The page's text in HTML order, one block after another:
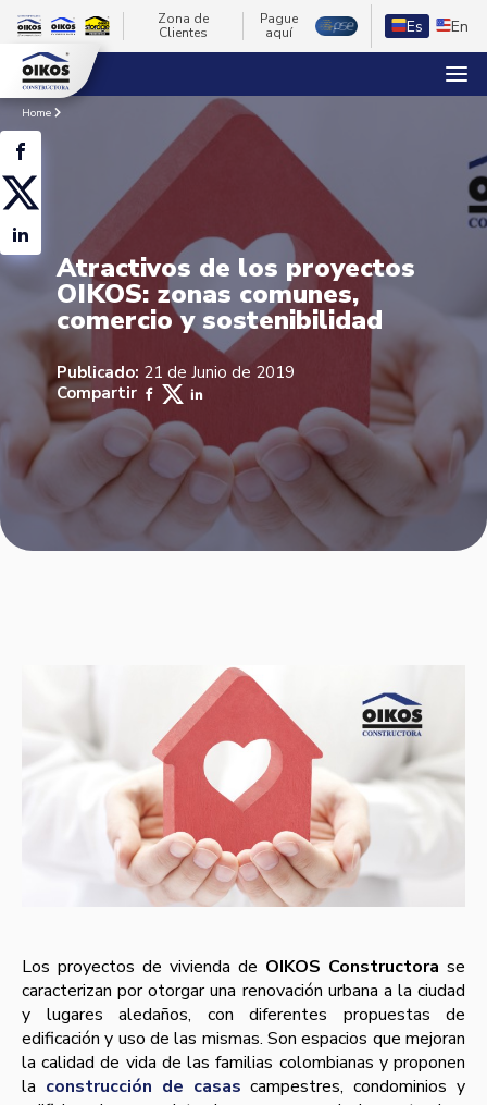
Zona de
Clientes
Pague
aquí
Es En
Home
Atractivos de los proyectos
OIKOS: zonas comunes,
comercio y sostenibilidad
Publicado: 21 de Junio de 2019
Compartir
Los proyectos de vivienda de OIKOS Constructora se
caracterizan por otorgar una renovación urbana a la ciudad
y lugares aledaños, con diferentes propuestas de
edificación y uso de las mismas. Son espacios que mejoran
la calidad de vida de las familias colombianas y proponen
la construcción de casas campestres, condominios y